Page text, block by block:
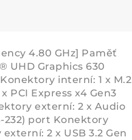
4.80 GHz] Paměť
UHD Graphics 630
interní: 1 x M.2
PCI Express x4 Gen3
externí: 2 x Audio
232) port Konektory
2 x USB 3.2 Gen